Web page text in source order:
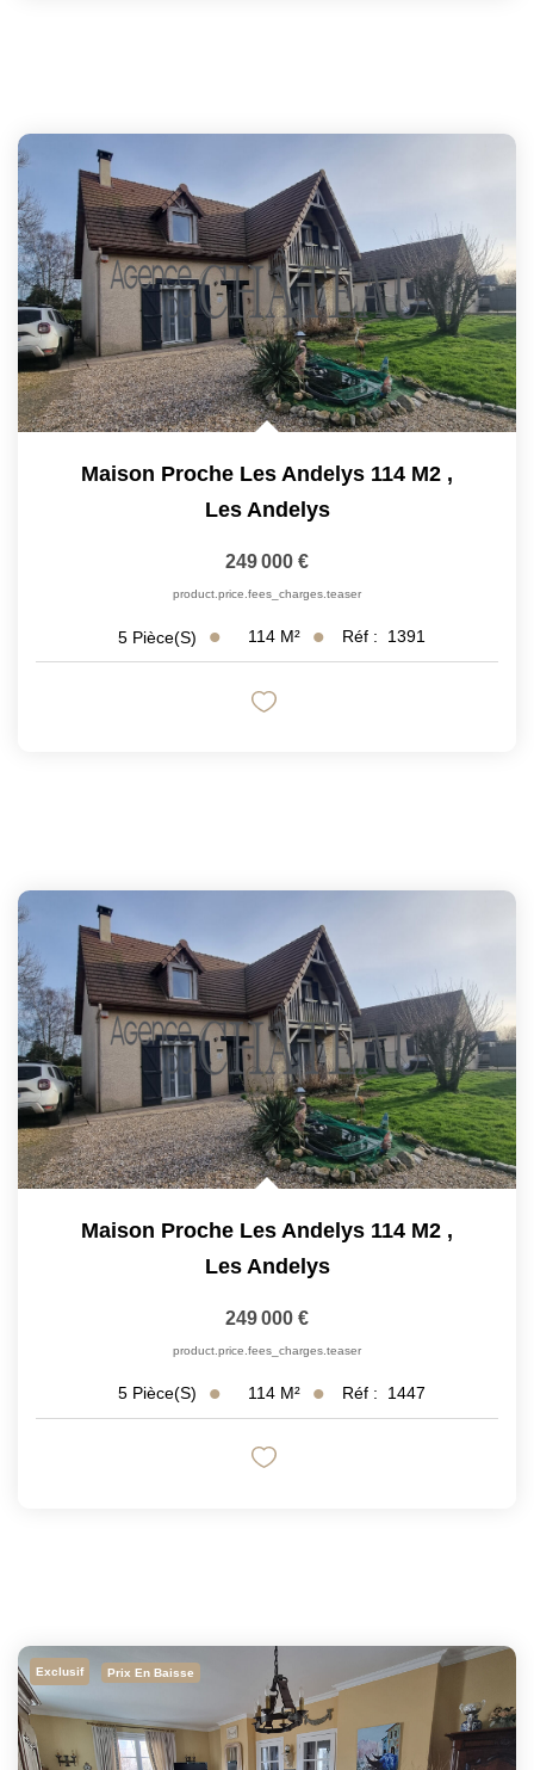
Maison Proche Les Andelys 114 M2 ,
Les Andelys
249 000 €
product.price.fees_charges.teaser
5 Pièce(s) 114 M² Réf : 1391
Maison Proche Les Andelys 114 M2 ,
Les Andelys
249 000 €
product.price.fees_charges.teaser
5 Pièce(s) 114 M² Réf : 1447
Exclusif Prix En Baisse